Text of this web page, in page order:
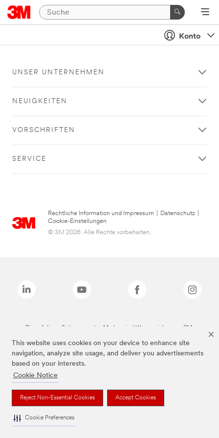
This website uses cookies on your device to enhance site
navigation, analyze site usage, and deliver you advertisements
based on your interests.
Cookie Notice
Reject Non-Essential Cookies Accept Cookies
Cookie Preferences
Konto
UNSER UNTERNEHMEN
NEUIGKEITEN
VORSCHRIFTEN
SERVICE
Rechtliche Information und Impressum Datenschutz
Cookie-Einstellungen
© 3M 2026. Alle Rechte vorbehalten..
Die auf dieser Seite genannten Marken sind Warenzeichen von 3M.